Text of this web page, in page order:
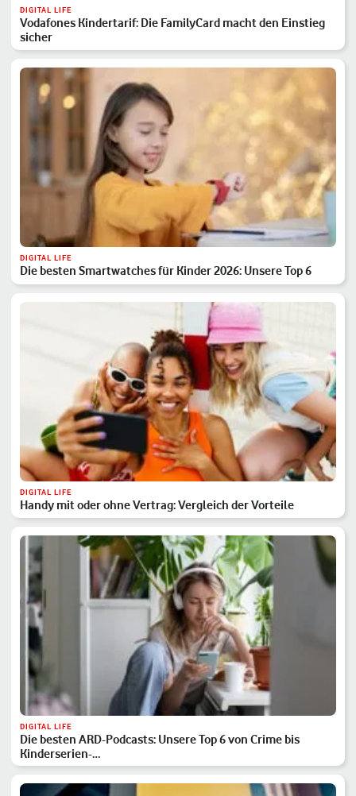
DIGITAL LIFE
Vodafones Kindertarif: Die FamilyCard macht den Einstieg
sicher
DIGITAL LIFE
Die besten Smartwatches für Kinder 2026: Unsere Top 6
DIGITAL LIFE
Handy mit oder ohne Vertrag: Vergleich der Vorteile
DIGITAL LIFE
Die besten ARD-Podcasts: Unsere Top 6 von Crime bis
Kinderserien-…